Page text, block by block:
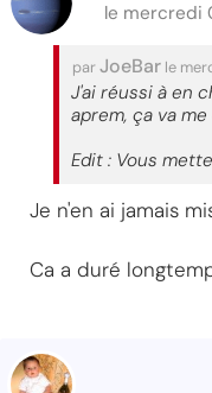
le mercredi
parJoeBar le
J'ai réussi à en
aprem, ça va
Edit : Vous
Je n'en ai jamais
Ca a duré